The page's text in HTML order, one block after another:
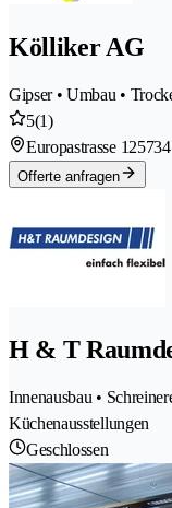
Kölliker AG
Gipser • Umbau •
5(1)
Europastrasse 12
Offerte anfragen
H & T
Innenausbau •
Küchenausstellungen
Geschlossen